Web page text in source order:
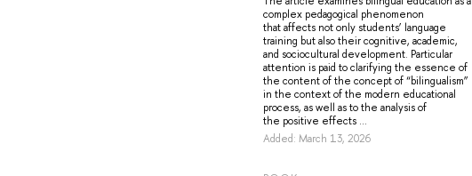
complex pedagogical phenomenon
that affects not only students’ language
training but also their cognitive, academic,
and sociocultural development. Particular
attention is paid to clarifying the essence of
the content of the concept of “bilingualism”
in the context of the modern educational
process, as well as to the analysis of
the positive effects ...
Added: March 13, 2026